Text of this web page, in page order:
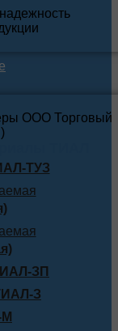
ТУЗ
ЗП
З